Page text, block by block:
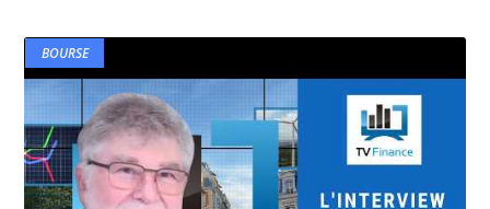
BOURSE